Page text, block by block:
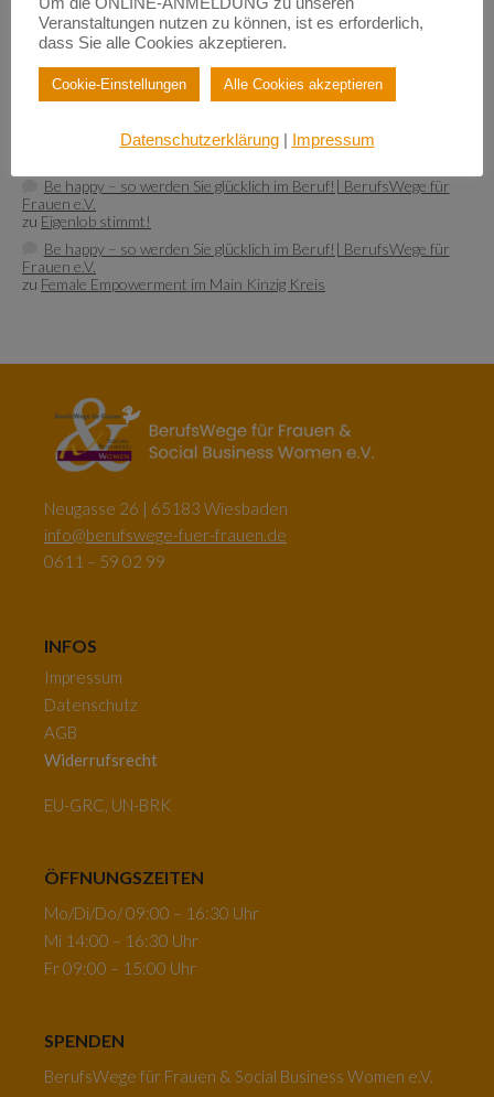
werden | BerufsWege für Frauen e.V.
Eigenlob stimmt!
werden | BerufsWege für Frauen e.V.
zuFundraisende – die „Eier-legenden Woll-Milch-Säue“
werden | BerufsWege für Frauen e.V.
Be happy – so werden Sie glücklich im Beruf!| BerufsWege für
Frauen e.V.
zu Eigenlob stimmt!
Be happy – so werden Sie glücklich im Beruf!| BerufsWege für
Frauen e.V.
zu Female Empowerment im Main Kinzig Kreis
Neugasse 26 | 65183 Wiesbaden
info@berufswege-fuer-frauen.de
0611 – 59 02 99
INFOS
Impressum
Datenschutz
AGB
Widerrufsrecht
EU-GRC, UN-BRK
ÖFFNUNGSZEITEN
Mo/Di/Do/ 09:00 – 16:30 Uhr
Mi 14:00 – 16:30 Uhr
Fr 09:00 – 15:00 Uhr
SPENDEN
BerufsWege für Frauen & Social Business Women e.V.
Um die ONLINE-ANMELDUNG zu unseren
Veranstaltungen nutzen zu können, ist es erforderlich,
dass Sie alle Cookies akzeptieren.
Cookie-Einstellungen Alle Cookies akzeptieren
Datenschutzerklärung| Impressum